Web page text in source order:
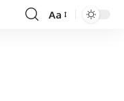
Font
Aa